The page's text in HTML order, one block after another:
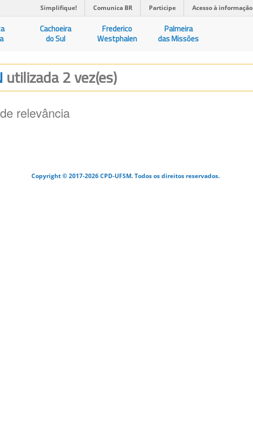
Simplifique! Comunica BR Participe Acesso à informação
Cachoeira
do Sul
Frederico
Westphalen
Palmeira
das Missões
utilizada 2 vez(es)
relevância
Copyright © 2017-2026 CPD-UFSM. Todos os direitos reservados.